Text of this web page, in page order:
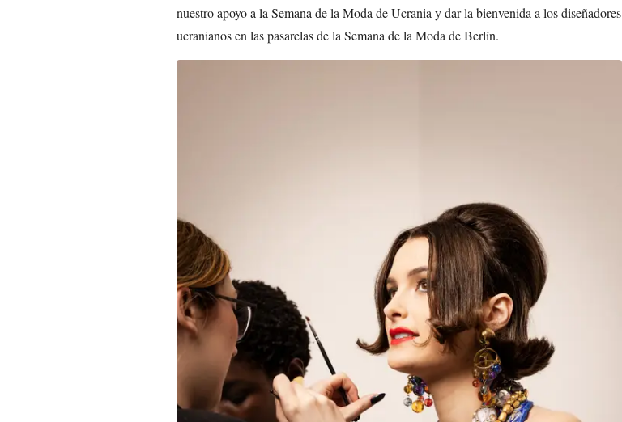
nuestro apoyo a la Semana de la Moda de Ucrania y dar la bienvenida a los diseñadores
ucranianos en las pasarelas de la Semana de la Moda de Berlín.